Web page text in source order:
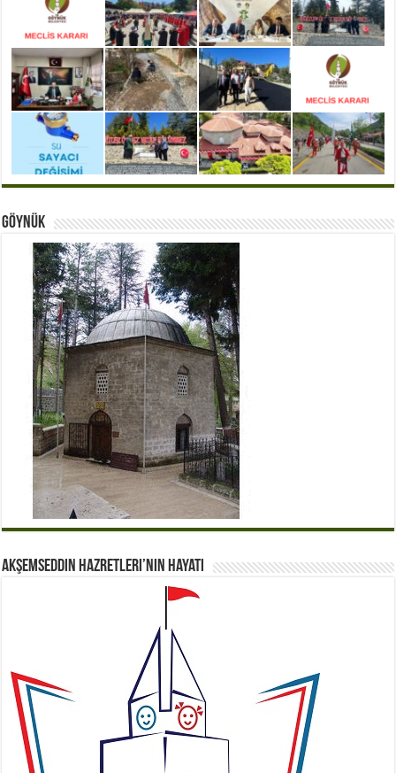
Göynük
Akşemseddin Hazretleri’nin Hayatı